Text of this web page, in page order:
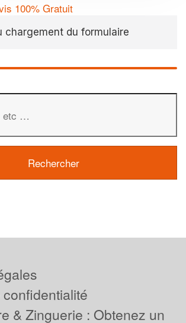
100% Gratuit
chargement du formulaire
& Zinguerie : Obtenez un